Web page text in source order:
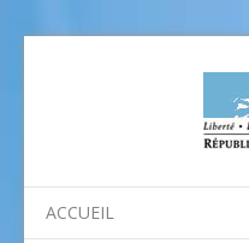
ACCUEIL